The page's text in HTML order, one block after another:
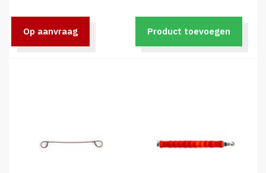
Op aanvraag Product toevoegen